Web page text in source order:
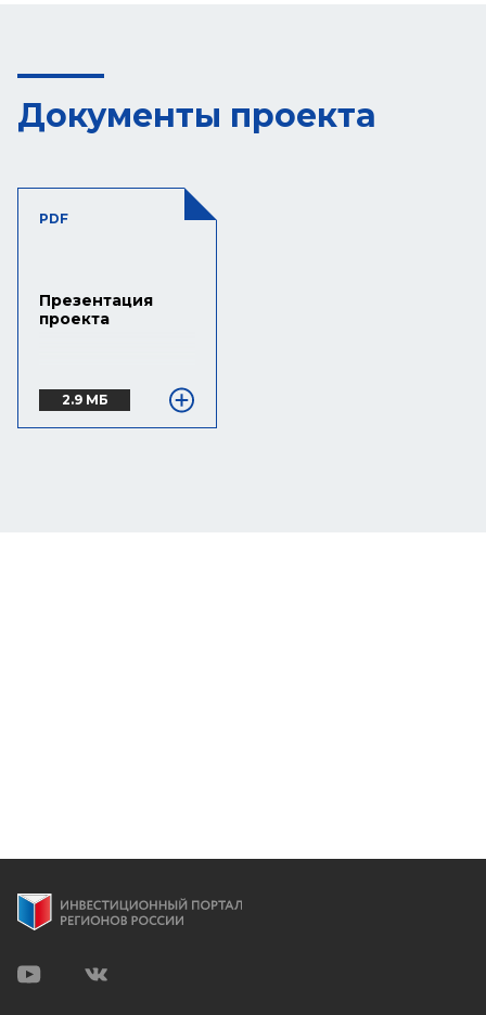
Документы проекта
PDF
Презентация
проекта
2.9 МБ